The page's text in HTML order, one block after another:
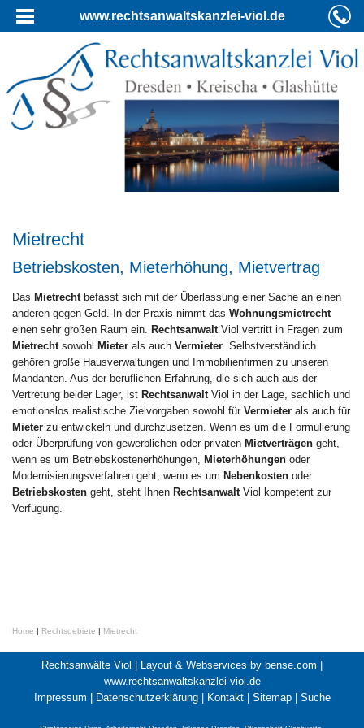
www.rechtsanwaltskanzlei-viol.de
Mietrecht
Betriebskosten, Mieterhöhung, Mietvertrag
Das Mietrecht befasst sich mit der Überlassung einer Sache an einen
anderen gegen Geld. In der Praxis nimmt das Wohnungsmietrecht
einen sehr großen Raum ein. Rechtsanwalt Viol vertritt in Fragen zum
Mietrecht sowohl Mieter als auch Vermieter . Selbstverständlich
gehören große Hausverwaltungen und Immobilienfirmen zu unseren
Mandanten. Aus der beruflichen Erfahrung, die sich auch aus der
Vertretung beider Lager, ist Rechtsanwalt Viol in der Lage, sachlich und
emotionslos realistische Zielvorgaben sowohl für Vermieter als auch für
Mieter zu entwickeln und durchzusetzen. Wenn es um die Formulierung
oder Überprüfung von gewerblichen oder privaten Mietverträgen geht,
wenn es um Betriebskostenerhöhungen, Mieterhöhungen oder
Modernisierungsverfahren geht, wenn es um Nebenkosten oder
Betriebskosten geht, steht Ihnen Rechtsanwalt Viol kompetent zur
Verfügung.
Home | Rechtsgebiete | Mietrecht
Rechtsanwälte Viol | Layout & Webservices by bense.com |
www.rechtsanwaltskanzlei-viol.de
Impressum | Datenschutzerklärung| Kontakt| Sitemap| Suche